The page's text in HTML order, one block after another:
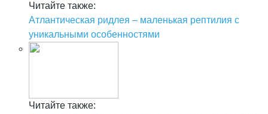
Читайте также:
Атлантическая ридлея – маленькая рептилия с
уникальными особенностями
Читайте также: